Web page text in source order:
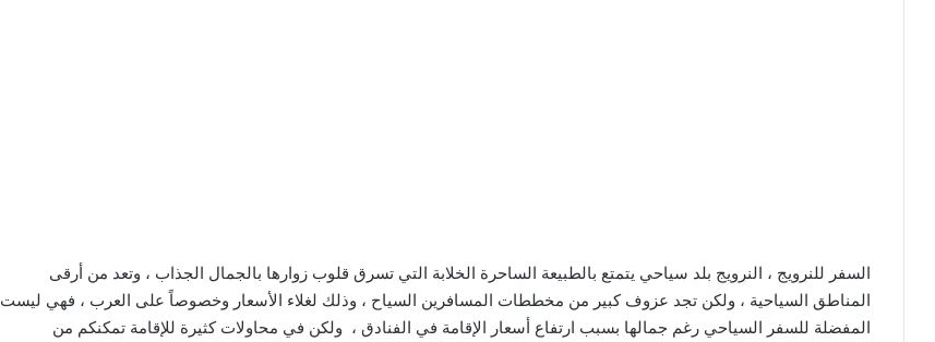
السفر للنرويج ، النرويج بلد سياحي يتمتع بالطبيعة الساحرة الخلابة التي تسرق قلوب زوارها بالجمال الجذاب ، وتعد من أرقى
المناطق السياحية ، ولكن تجد عزوف كبير من مخططات المسافرين السياح ، وذلك لغلاء الأسعار وخصوصاً على العرب ، فهي ليست
المفضلة للسفر السياحي رغم جمالها بسبب ارتفاع أسعار الإقامة في الفنادق ، ولكن في محاولات كثيرة للإقامة تمكنكم من